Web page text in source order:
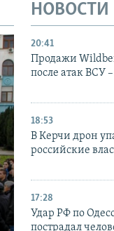
НОВОСТИ
20:41
Продажи
после атак ВСУ
18:53
В Керчи дрон
российские
17:28
Удар РФ по
пострадал